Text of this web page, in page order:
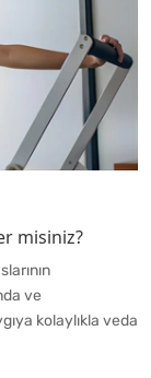
misiniz?
ve
kolaylıkla veda